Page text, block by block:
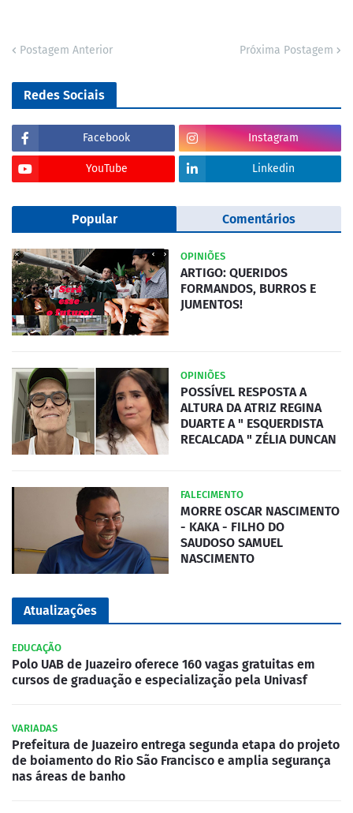
Postagem Anterior Próxima Postagem
Redes Sociais
Facebook Instagram
YouTube Linkedin
Popular Comentários
OPINIÕES
ARTIGO: QUERIDOS
FORMANDOS, BURROS E
JUMENTOS!
OPINIÕES
POSSÍVEL RESPOSTA A
ALTURA DA ATRIZ REGINA
DUARTE A " ESQUERDISTA
RECALCADA " ZÉLIA DUNCAN
FALECIMENTO
MORRE OSCAR NASCIMENTO
- KAKA - FILHO DO
SAUDOSO SAMUEL
NASCIMENTO
Atualizações
EDUCAÇÃO
Polo UAB de Juazeiro oferece 160 vagas gratuitas em
cursos de graduação e especialização pela Univasf
VARIADAS
Prefeitura de Juazeiro entrega segunda etapa do projeto
de boiamento do Rio São Francisco e amplia segurança
nas áreas de banho